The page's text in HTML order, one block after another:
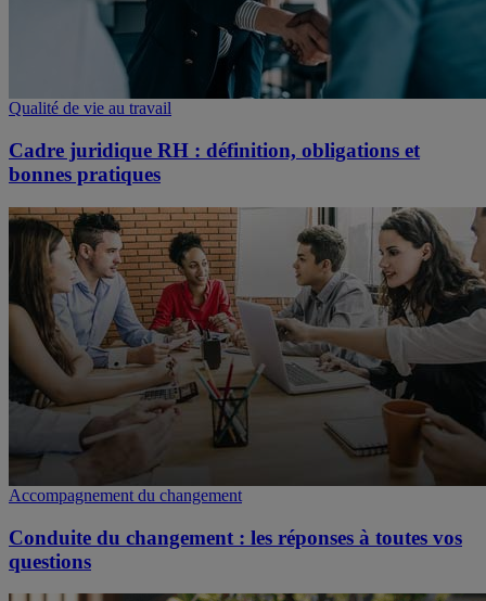
Qualité de vie au travail
Cadre juridique RH : définition, obligations et
bonnes pratiques
Accompagnement du changement
Conduite du changement : les réponses à toutes vos
questions